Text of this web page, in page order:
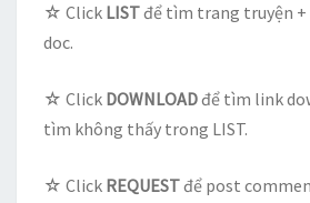
☆ Click LISTđể tìm trang truyện
doc.
☆ Click DOWNLOADđể tìm link
tìm không thấy trong LIST.
☆ Click REQUESTđể post